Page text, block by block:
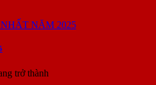
trở thành